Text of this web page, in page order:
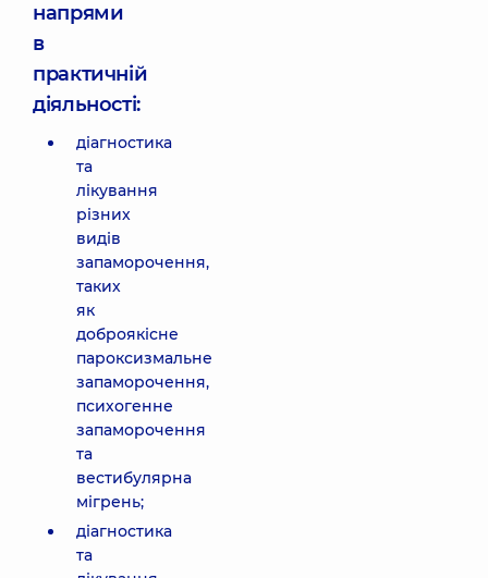
напрями
в
практичній
діяльності:
діагностика
та
лікування
різних
видів
запаморочення,
таких
як
доброякісне
пароксизмальне
запаморочення,
психогенне
запаморочення
та
вестибулярна
мігрень;
діагностика
та